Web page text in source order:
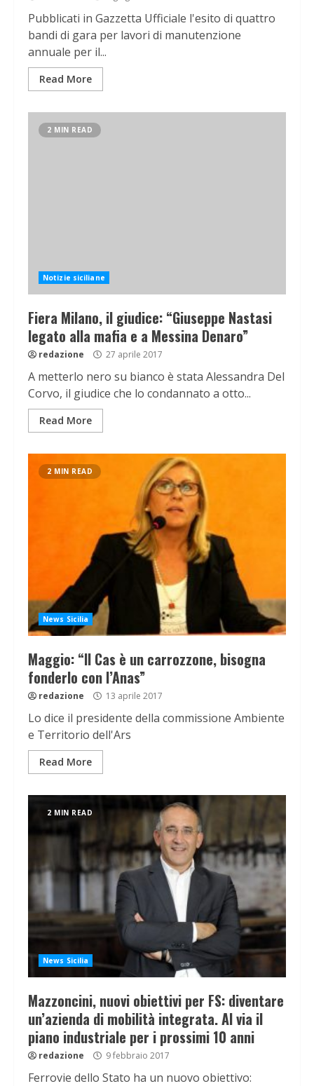
Pubblicati in Gazzetta Ufficiale l'esito di quattro
bandi di gara per lavori di manutenzione
annuale per il...
Read More
2 MIN READ
Notizie siciliane
Fiera Milano, il giudice: “Giuseppe Nastasi
legato alla mafia e a Messina Denaro”
redazione 27 aprile 2017
A metterlo nero su bianco è stata Alessandra Del
Corvo, il giudice che lo condannato a otto...
Read More
2 MIN READ
News Sicilia
Maggio: “Il Cas è un carrozzone, bisogna
fonderlo con l’Anas”
redazione 13 aprile 2017
Lo dice il presidente della commissione Ambiente
e Territorio dell'Ars
Read More
2 MIN READ
News Sicilia
Mazzoncini, nuovi obiettivi per FS: diventare
un’azienda di mobilità integrata. Al via il
piano industriale per i prossimi 10 anni
redazione 9 febbraio 2017
Ferrovie dello Stato ha un nuovo obiettivo: